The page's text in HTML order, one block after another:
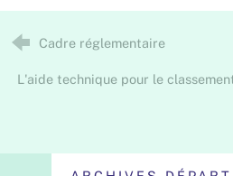
Cadre réglementaire
L'aide technique pour le